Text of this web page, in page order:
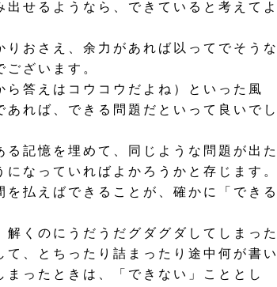
せるようなら、できていると考えてよ
おさえ、余力があれば以ってでそうな
ざいます。
答えはコウコウだよね）といった風
れば、できる問題だといって良いでし
記憶を埋めて、同じような問題が出た
なっていればよかろうかと存じます。
を払えばできることが、確かに「できる
くのにうだうだグダグダしてしまった
、とちったり詰まったり途中何が書い
ったときは、「できない」こととし